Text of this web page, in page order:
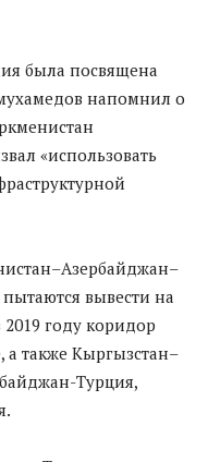
была посвящена
напомнил о
«использовать
вывести на
году коридор
а также Кыргызстан–
Турция,